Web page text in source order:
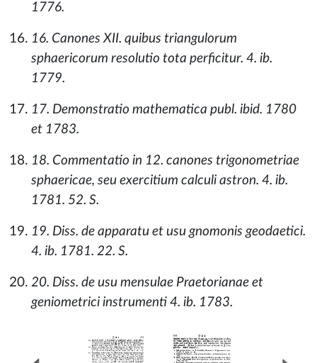
1776.
16. Canones XII. quibus triangulorum
sphaericorum resolutio tota perficitur. 4. ib.
1779.
17. Demonstratio mathematica publ. ibid. 1780
et 1783.
18. Commentatio in 12. canones trigonometriae
sphaericae, seu exercitium calculi astron. 4. ib.
1781. 52. S.
19. Diss. de apparatu et usu gnomonis geodaetici.
4. ib. 1781. 22. S.
20. Diss. de usu mensulae Praetorianae et
geniometrici instrumenti 4. ib. 1783.